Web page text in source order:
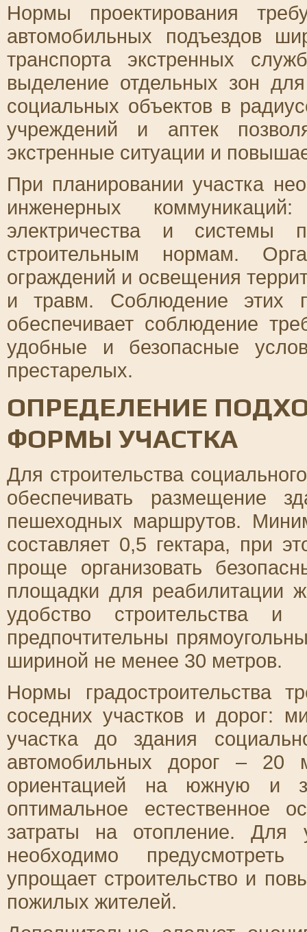
Нормы проектирования
автомобильных подъездов
транспорта экстренных
выделение отдельных зон
социальных объектов в
учреждений и аптек
экстренные ситуации и
При планировании участка
инженерных
электричества и системы
строительным нормам.
ограждений и освещения
и травм. Соблюдение этих
обеспечивает соблюдение
удобные и безопасные
престарелых.
ОПРЕДЕЛЕНИЕ
ФОРМЫ УЧАСТКА
Для строительства
обеспечивать размещение
пешеходных маршрутов.
составляет 0,5 гектара, при
проще организовать
площадки для реабилитации
удобство строительства и
предпочтительны
шириной не менее 30 метров.
Нормы градостроительства
соседних участков и дорог:
участка до здания
автомобильных дорог – 20
ориентацией на южную и
оптимальное естественное
затраты на отопление. Для
необходимо
упрощает строительство и
пожилых жителей.